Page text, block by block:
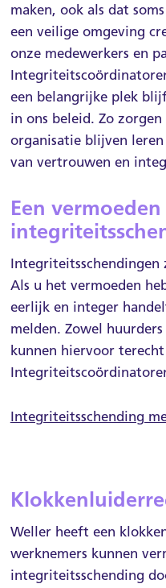
maken, ook als dat
een veilige omgeving
onze medewerkers en
een belangrijke plek
in ons beleid. Zo
organisatie blijven
van vertrouwen en
Een
Als u het vermoeden
eerlijk en integer
melden. Zowel
kunnen hiervoor
Integriteitsschending
Weller heeft een
werknemers kunnen
integriteitsschending